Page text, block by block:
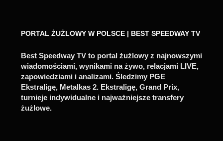
PORTAL ŻUŻLOWY W POLSCE | BEST SPEEDWAY TV
Best Speedway TV to portal żużlowy z najnowszymi
wiadomościami, wynikami na żywo, relacjami LIVE,
zapowiedziami i analizami. Śledzimy PGE
Ekstraligę, Metalkas 2. Ekstraligę, Grand Prix,
turnieje indywidualne i najważniejsze transfery
żużlowe.